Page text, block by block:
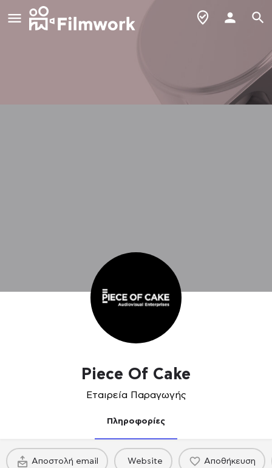
Piece Of Cake
Εταιρεία Παραγωγής
Πληροφορίες
Αποστολή email Website Αποθήκευση